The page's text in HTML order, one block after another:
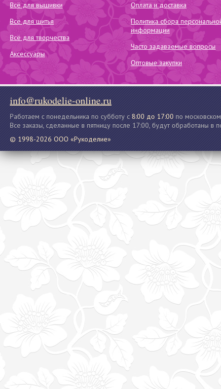
Всё для вышивки
Всё для шитья
Всё для творчества
Аксессуары
Оплата и доставка
Политика сбора
информации
Часто задаваемые вопросы
Оптовые закупки
info@rukodelie-online.ru
Работаем с понедельника по субботу с 8:00 до 17:00 по
Все заказы, сделанные в пятницу после 17:00, будут обработаны в
© 1998-2026 ООО «Рукоделие»